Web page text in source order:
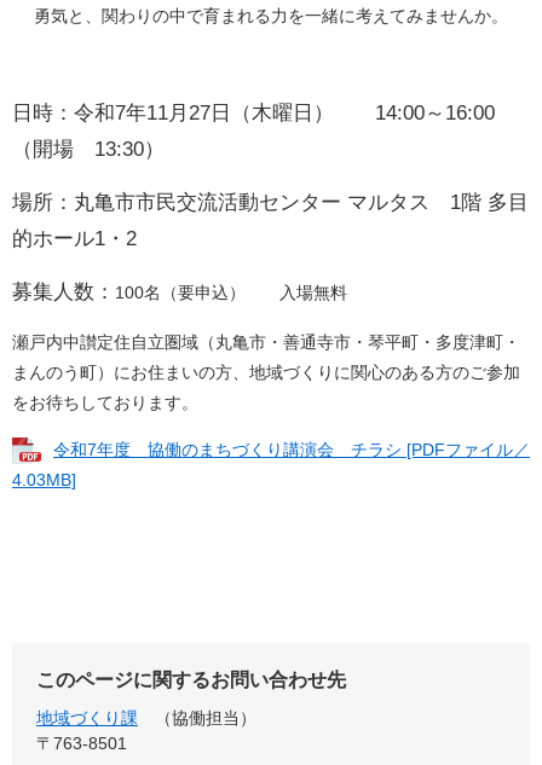
勇気と、関わりの中で育まれる力を一緒に考えてみませんか。
日 時： 令和7年11月27日（木曜日） 14:00～16:00
（開場 13:30）
場所：丸亀市市民交流活動センター マルタス 1階 多目
的ホール1・2
募集人数： 100名（要申込） 入場無料
瀬戸内中讃定住自立圏域（丸亀市・善通寺市・琴平町・多度津町・
まんのう町）にお住まいの方、地域づくりに関心のある方のご参加
をお待ちしております。
令和7年度 協働のまちづくり講演会 チラシ [PDFファイル／
4.03MB]
このページに関するお問い合わせ先
地域づくり課
協働担当
〒763-8501